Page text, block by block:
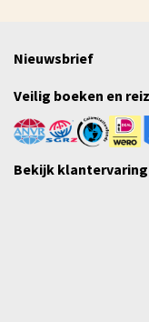
Nieuwsbrief
Veilig boeken en
Bekijk